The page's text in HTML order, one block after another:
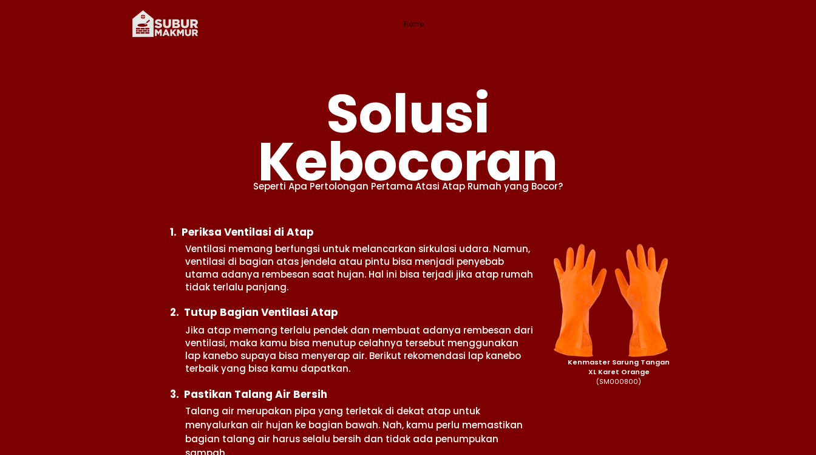
Home
Solusi
Kebocoran
Seperti Apa Pertolongan Pertama Atasi Atap Rumah yang Bocor?
1. Periksa Ventilasi di Atap
Ventilasi memang berfungsi untuk melancarkan sirkulasi udara. Namun,
ventilasi di bagian atas jendela atau pintu bisa menjadi penyebab
utama adanya rembesan saat hujan. Hal ini bisa terjadi jika atap rumah
tidak terlalu panjang.
2. Tutup Bagian Ventilasi Atap
Jika atap memang terlalu pendek dan membuat adanya rembesan dari
ventilasi, maka kamu bisa menutup celahnya tersebut menggunakan
lap kanebo supaya bisa menyerap air. Berikut rekomendasi lap kanebo
terbaik yang bisa kamu dapatkan.
Kenmaster Sarung Tangan
XL Karet Orange
(SM000800)
3. Pastikan Talang Air Bersih
Talang air merupakan pipa yang terletak di dekat atap untuk
menyalurkan air hujan ke bagian bawah. Nah, kamu perlu memastikan
bagian talang air harus selalu bersih dan tidak ada penumpukan